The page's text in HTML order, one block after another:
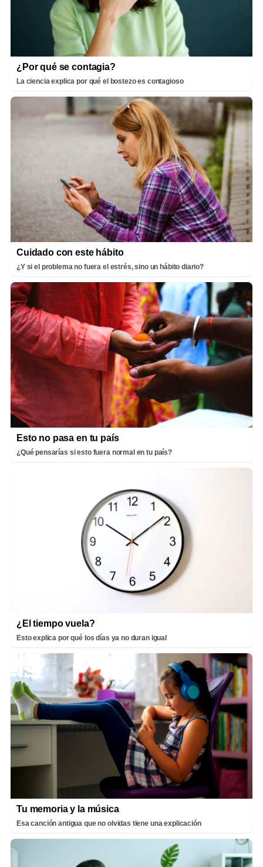
¿Por qué se contagia?
La ciencia explica por qué el bostezo es contagioso
Cuidado con este hábito
¿Y si el problema no fuera el estrés, sino un hábito diario?
Esto no pasa en tu país
¿Qué pensarías si esto fuera normal en tu país?
¿El tiempo vuela?
Esto explica por qué los días ya no duran igual
Tu memoria y la música
Esa canción antigua que no olvidas tiene una explicación